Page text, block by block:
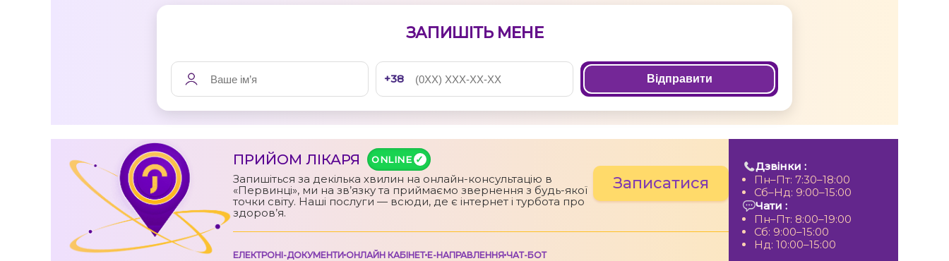
ЗАПИШІТЬ МЕНЕ
Відправити
ПРИЙОМ ЛIКАРЯ ONLINE
Запишіться за декілька хвилин на онлайн-консультацію в
«Первинці», ми на зв’язку та приймаємо звернення з будь-якої
точки світу. Наші послуги — всюди, де є інтернет і турбота про
здоров’я.
Записатися
ЕЛЕКТРОНІ-ДОКУМЕНТИ OНЛАЙН КАБІНЕТ Е-НАПРАВЛЕННЯ ЧАТ-БОТ
Дзвінки :
Пн–Пт: 7:30–18:00
Сб–Нд: 9:00–15:00
Чати :
Пн–Пт: 8:00–19:00
Сб: 9:00–15:00
Нд: 10:00–15:00